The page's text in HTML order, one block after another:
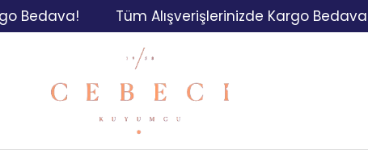
Tüm Alışverişlerinizde Kargo Bedava!